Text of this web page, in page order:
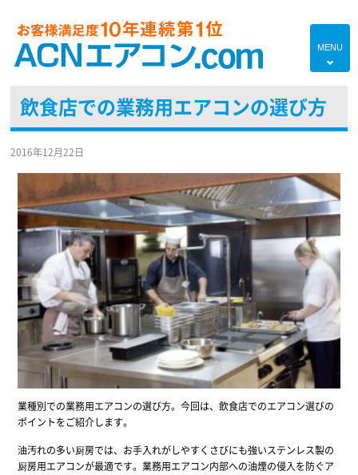
MENU
4
HOME
プランのご紹介
エアコンあれこれ
初めての方へ
エアコンブログ
よくあるご質問
現地調査・お見積り無料
飲食店での業務用エアコンの選び方
2016年12月22日
業種別での業務用エアコンの選び方。今回は、飲食店でのエアコン選びの
ポイントをご紹介します。
油汚れの多い厨房では、お手入れがしやすくさびにも強いステンレス製の
厨房用エアコンが最適です。業務用エアコン内部への油煙の侵入を防ぐア